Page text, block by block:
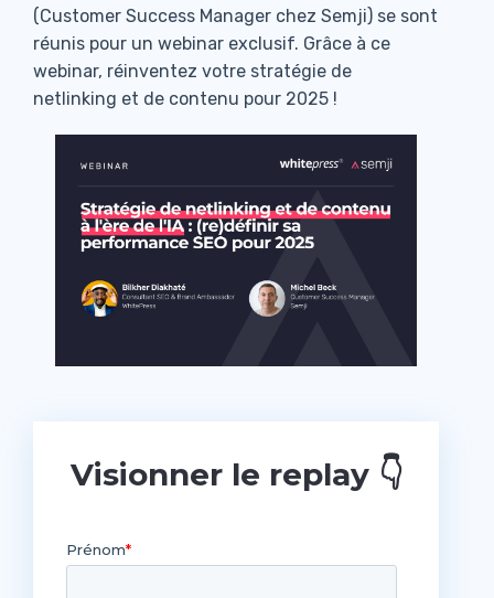
(Customer Success Manager chez Semji) se sont
réunis pour un webinar exclusif. Grâce à ce
webinar, réinventez votre stratégie de
netlinking et de contenu pour 2025 !
Visionner le replay 👇